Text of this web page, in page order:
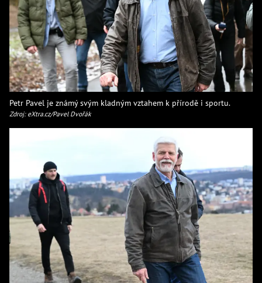
Petr Pavel je známý svým kladným vztahem k přírodě i sportu.
Zdroj: eXtra.cz/Pavel Dvořák